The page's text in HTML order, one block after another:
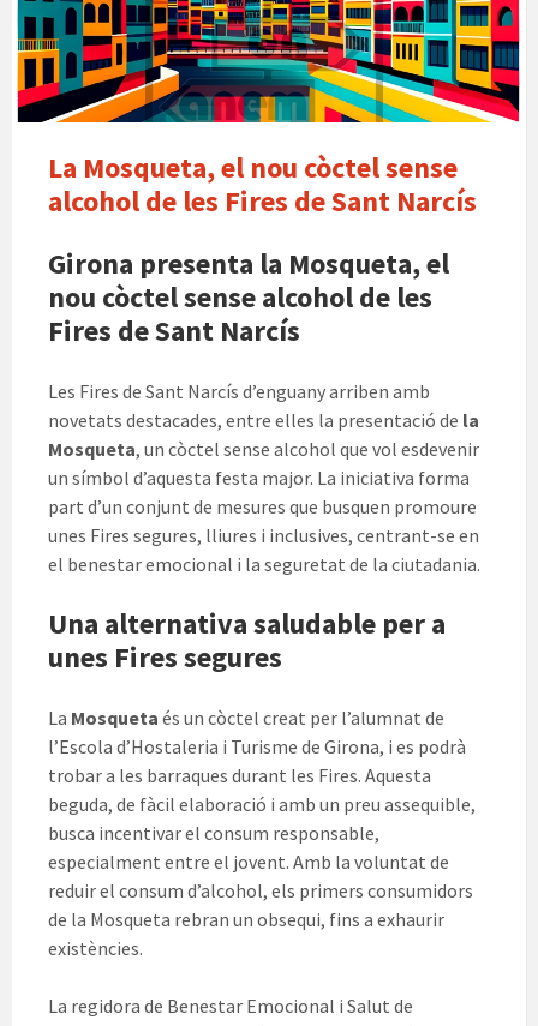
ix
La Mosqueta, el nou còctel sense
alcohol de les Fires de Sant Narcís
Girona presenta la Mosqueta, el
nou còctel sense alcohol de les
Fires de Sant Narcís
Les Fires de Sant Narcís d’enguany arriben amb
novetats destacades, entre elles la presentació de la
Mosqueta, un còctel sense alcohol que vol esdevenir
un símbol d’aquesta festa major. La iniciativa forma
part d’un conjunt de mesures que busquen promoure
unes Fires segures, lliures i inclusives, centrant-se en
el benestar emocional i la seguretat de la ciutadania.
Una alternativa saludable per a
unes Fires segures
La Mosqueta és un còctel creat per l’alumnat de
l’Escola d’Hostaleria i Turisme de Girona, i es podrà
trobar a les barraques durant les Fires. Aquesta
beguda, de fàcil elaboració i amb un preu assequible,
busca incentivar el consum responsable,
especialment entre el jovent. Amb la voluntat de
reduir el consum d’alcohol, els primers consumidors
de la Mosqueta rebran un obsequi, fins a exhaurir
existències.
La regidora de Benestar Emocional i Salut de